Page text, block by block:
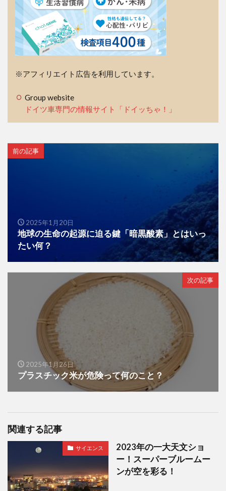
※アフィリエイト広告を利用しています。
Group website
ドイツ車専門の情報サイト「ドイッちゃ！」
前の記事
2025年1月20日
地球の生命の起源に迫る鍵「暗黒酸素」とはいっ
たい何？
次の記事
2025年1月26日
プラスチック米が危険って何のこと？
関連する記事
サイエンス
2023年の一大天文ショ
ー！スーパーブルームー
ンが空を彩る！